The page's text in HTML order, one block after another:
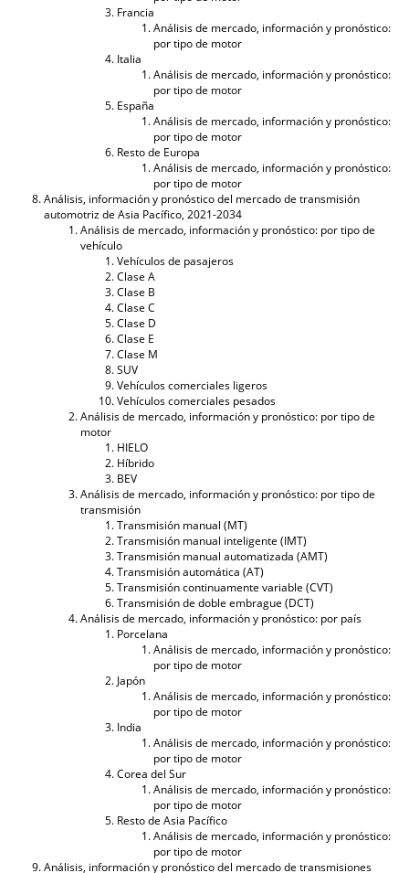
Francia
Análisis de mercado, información y pronóstico:
por tipo de motor
Italia
Análisis de mercado, información y pronóstico:
por tipo de motor
España
Análisis de mercado, información y pronóstico:
por tipo de motor
Resto de Europa
Análisis de mercado, información y pronóstico:
por tipo de motor
Análisis, información y pronóstico del mercado de transmisión
automotriz de Asia Pacífico, 2021-2034
Análisis de mercado, información y pronóstico: por tipo de
vehículo
Vehículos de pasajeros
Clase A
Clase B
Clase C
Clase D
Clase E
Clase M
SUV
Vehículos comerciales ligeros
Vehículos comerciales pesados
Análisis de mercado, información y pronóstico: por tipo de
motor
HIELO
Híbrido
BEV
Análisis de mercado, información y pronóstico: por tipo de
transmisión
Transmisión manual (MT)
Transmisión manual inteligente (IMT)
Transmisión manual automatizada (AMT)
Transmisión automática (AT)
Transmisión continuamente variable (CVT)
Transmisión de doble embrague (DCT)
Análisis de mercado, información y pronóstico: por país
Porcelana
Análisis de mercado, información y pronóstico:
por tipo de motor
Japón
Análisis de mercado, información y pronóstico:
por tipo de motor
India
Análisis de mercado, información y pronóstico:
por tipo de motor
Corea del Sur
Análisis de mercado, información y pronóstico:
por tipo de motor
Resto de Asia Pacífico
Análisis de mercado, información y pronóstico:
por tipo de motor
Análisis, información y pronóstico del mercado de transmisiones